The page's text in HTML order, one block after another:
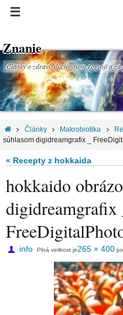
Znanie
Články o zdraví, duchovnom rozvoji a za
Články Makrobiotika
súhlasom digidreamgrafix _
« Recepty z hokkaida
hokkaido
digidreamgrafix _
info Plná velikost je265 × 400